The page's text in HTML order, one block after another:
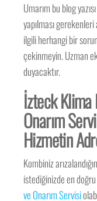
Umarım bu blog
yapılması
ilgili herhangi bir
çekinmeyin. Uzman
duyacaktır.
İzteck Klima
Onarım
Hizmetin
Kombiniz
istediğinizde en
ve Onarım Servisi